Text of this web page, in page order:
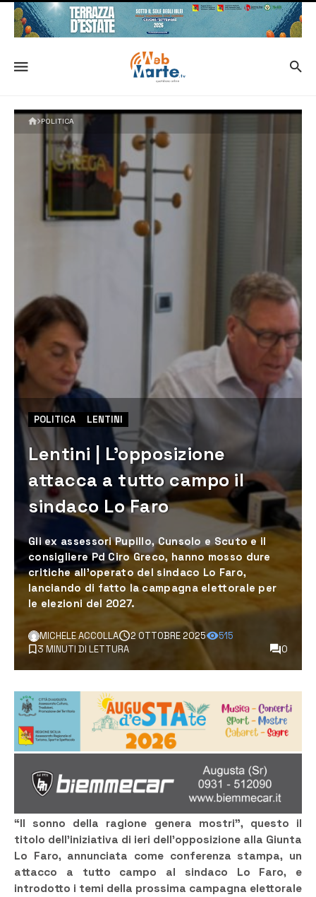
POLITICA
POLITICA LENTINI
Lentini | L’opposizione
attacca a tutto campo il
sindaco Lo Faro
Gli ex assessori Pupillo, Cunsolo e Scuto e il
consigliere Pd Ciro Greco, hanno mosso dure
critiche all’operato del sindaco Lo Faro,
lanciando di fatto la campagna elettorale per
le elezioni del 2027.
MICHELE ACCOLLA 2 OTTOBRE 2025
515
3 MINUTI DI LETTURA
0
“Il sonno della ragione genera mostri”, questo il
titolo dell’iniziativa di ieri dell’opposizione alla Giunta
Lo Faro, annunciata come conferenza stampa, un
attacco a tutto campo al sindaco Lo Faro, e
introdotto i temi della prossima campagna elettorale